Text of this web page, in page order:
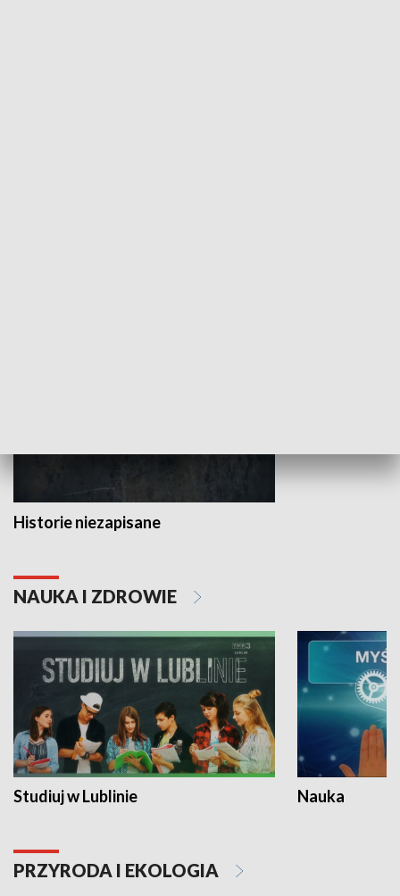
Historie niezapisane
NAUKA I ZDROWIE
Studiuj w Lublinie Nauka
PRZYRODA I EKOLOGIA